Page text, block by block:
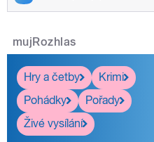
mujRozhlas
Hry a četby
Krimi
Pohádky
Pořady
Živé vysílání